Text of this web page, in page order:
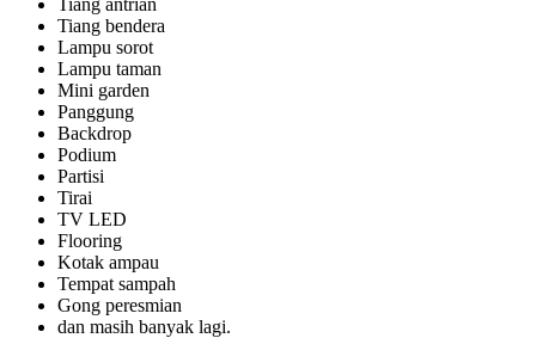
Tiang antrian
Tiang bendera
Lampu sorot
Lampu taman
Mini garden
Panggung
Backdrop
Podium
Partisi
Tirai
TV LED
Flooring
Kotak ampau
Tempat sampah
Gong peresmian
dan masih banyak lagi.